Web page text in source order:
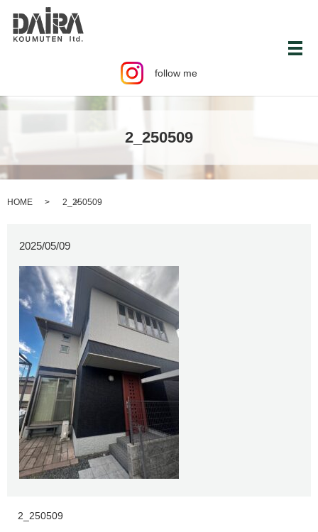
follow me
メ
2_250509
HOME 2_250509
2025/05/09
2_250509